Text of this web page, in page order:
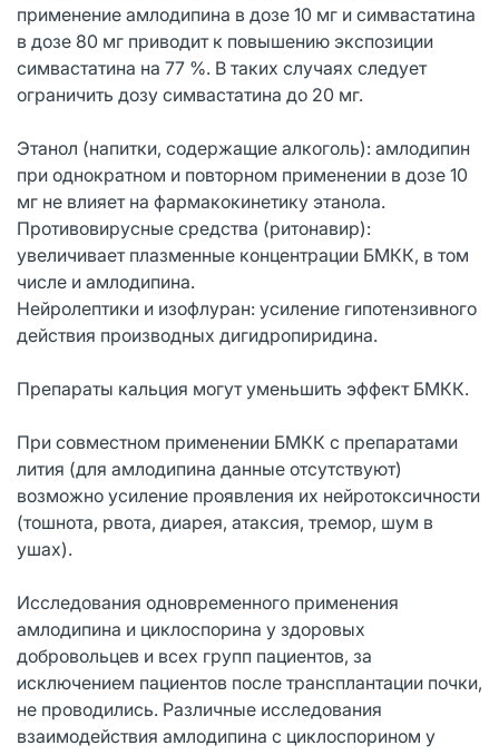
применение амлодипина в дозе 10 мг и симвастатина
в дозе 80 мг приводит к повышению экспозиции
симвастатина на 77 %. В таких случаях следует
ограничить дозу симвастатина до 20 мг.
Этанол (напитки, содержащие алкоголь): амлодипин
при однократном и повторном применении в дозе 10
мг не влияет на фармакокинетику этанола.
Противовирусные средства (ритонавир):
увеличивает плазменные концентрации БМКК, в том
числе и амлодипина.
Нейролептики и изофлуран: усиление гипотензивного
действия производных дигидропиридина.
Препараты кальция могут уменьшить эффект БМКК.
При совместном применении БМКК с препаратами
лития (для амлодипина данные отсутствуют)
возможно усиление проявления их нейротоксичности
(тошнота, рвота, диарея, атаксия, тремор, шум в
ушах).
Исследования одновременного применения
амлодипина и циклоспорина у здоровых
добровольцев и всех групп пациентов, за
исключением пациентов после трансплантации почки,
не проводились. Различные исследования
взаимодействия амлодипина с циклоспорином у